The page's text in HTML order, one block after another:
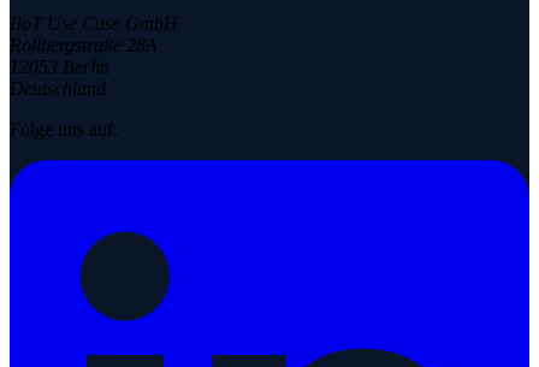
IIoT Use Case GmbH
Rollbergstraße 28A
12053 Berlin
Deutschland
Folge uns auf: